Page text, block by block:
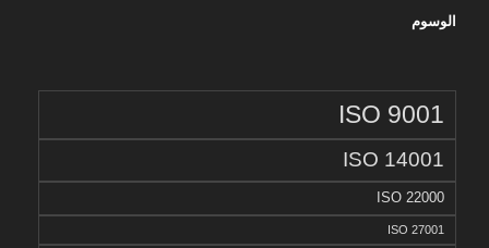
الوسوم
ISO 9001
ISO 14001
ISO 22000
ISO 27001